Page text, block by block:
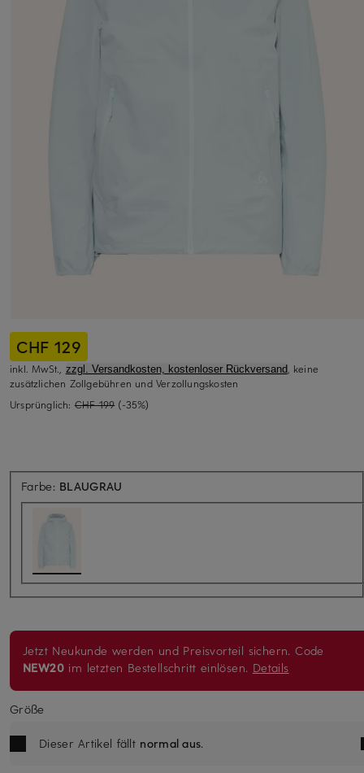
CHF 129
inkl. MwSt., zzgl. Versandkosten, kostenloser Rückversand, keine
zusätzlichen Zollgebühren und Verzollungskosten
Ursprünglich: CHF 199 (-35%)
Farbe: BLAUGRAU
Jetzt Neukunde werden und Preisvorteil sichern. Code
NEW20 im letzten Bestellschritt einlösen. Details
Größe
Dieser Artikel fällt normal aus.